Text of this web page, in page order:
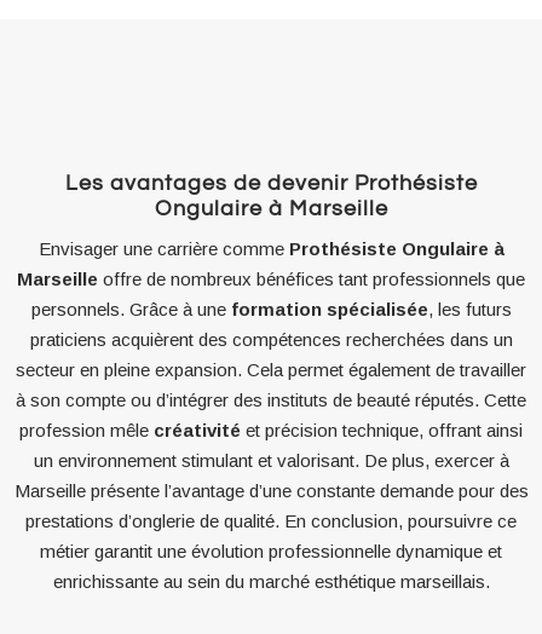
Les avantages de devenir Prothésiste
Ongulaire à Marseille
Envisager une carrière comme Prothésiste Ongulaire à
Marseille offre de nombreux bénéfices tant professionnels que
personnels. Grâce à une formation spécialisée, les futurs
praticiens acquièrent des compétences recherchées dans un
secteur en pleine expansion. Cela permet également de travailler
à son compte ou d’intégrer des instituts de beauté réputés. Cette
profession mêle créativité et précision technique, offrant ainsi
un environnement stimulant et valorisant. De plus, exercer à
Marseille présente l’avantage d’une constante demande pour des
prestations d’onglerie de qualité. En conclusion, poursuivre ce
métier garantit une évolution professionnelle dynamique et
enrichissante au sein du marché esthétique marseillais.